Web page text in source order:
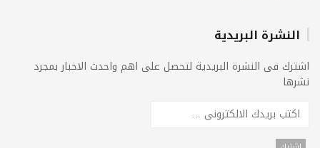
النشرة البريدية
اشترك فى النشرة البريدية لتحصل على اهم واحدث الاخبار بمجرد
نشرها